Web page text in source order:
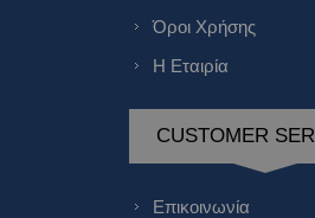
Όροι Χρήσης
Η Εταιρία
CUSTOMER
Επικοινωνία